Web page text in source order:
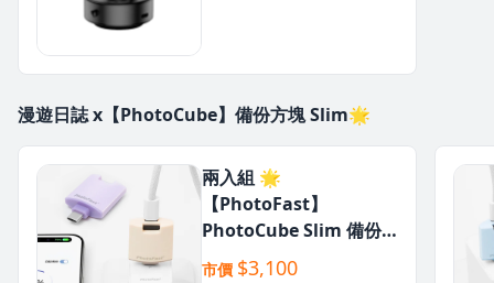
漫遊日誌 x【PhotoCube】備份⽅塊 Slim🌟
兩入組 🌟
【PhotoFast】
PhotoCube Slim 備份
⽅塊 Slim
市價 $3,100